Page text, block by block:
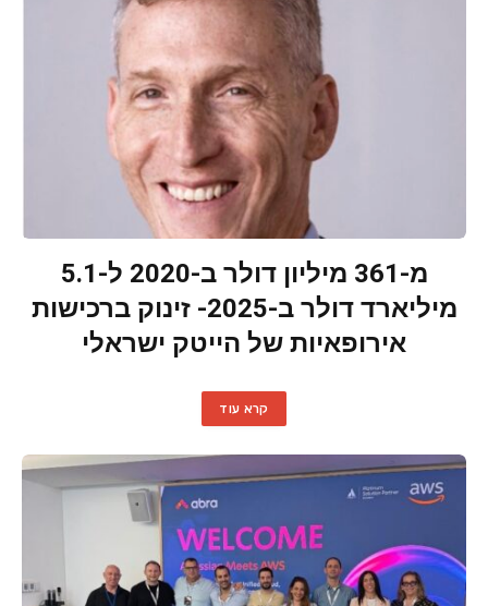
מ-361 מיליון דולר ב-2020 ל-5.1
מיליארד דולר ב-2025- זינוק ברכישות
אירופאיות של הייטק ישראלי
קרא עוד